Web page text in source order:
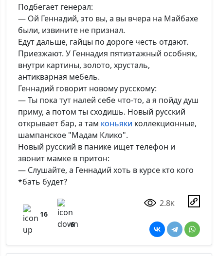
Подбегает генерал:
— Ой Геннадий, это вы, а вы вчера на Майбахе
были, извините не признал.
Едут дальше, гайцы по дороге честь отдают.
Приезжают. У Геннадия пятиэтажный особняк,
внутри картины, золото, хрусталь,
антикварная мебель.
Геннадий говорит новому русскому:
— Ты пока тут налей себе что-то, а я пойду душ
приму, а потом ты сходишь. Новый русский
открывает бар, а там коньяки коллекционные,
шампанское "Мадам Клико".
Новый русский в панике ищет телефон и
звонит мамке в притон:
— Слушайте, а Геннадий хоть в курсе кто кого
*бать будет?
16
6
2.8K